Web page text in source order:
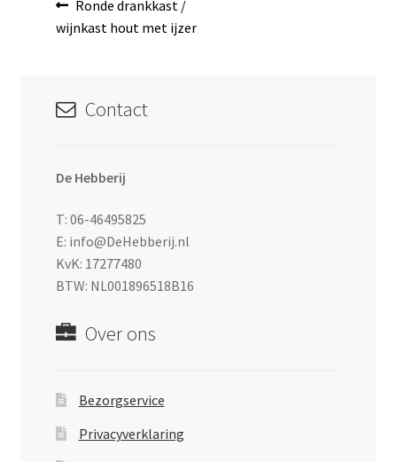
Bericht
navigatie
Vorig
bericht:
Ronde drankkast /
wijnkast hout met ijzer
Contact
De Hebberij
T: 06-46495825
E: info@DeHebberij.nl
KvK: 17277480
BTW: NL001896518B16
Over ons
Bezorgservice
Privacyverklaring